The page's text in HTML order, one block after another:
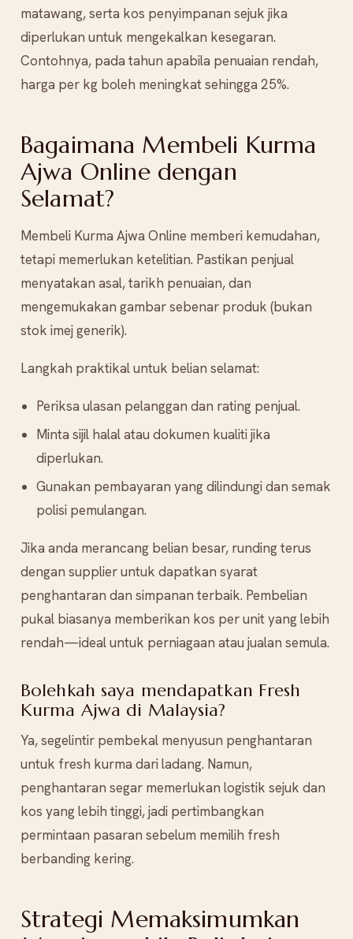
matawang, serta kos penyimpanan sejuk jika
diperlukan untuk mengekalkan kesegaran.
Contohnya, pada tahun apabila penuaian rendah,
harga per kg boleh meningkat sehingga 25%.
Bagaimana Membeli Kurma
Ajwa Online dengan
Selamat?
Membeli Kurma Ajwa Online memberi kemudahan,
tetapi memerlukan ketelitian. Pastikan penjual
menyatakan asal, tarikh penuaian, dan
mengemukakan gambar sebenar produk (bukan
stok imej generik).
Langkah praktikal untuk belian selamat:
Periksa ulasan pelanggan dan rating penjual.
Minta sijil halal atau dokumen kualiti jika
diperlukan.
Gunakan pembayaran yang dilindungi dan semak
polisi pemulangan.
Jika anda merancang belian besar, runding terus
dengan supplier untuk dapatkan syarat
penghantaran dan simpanan terbaik. Pembelian
pukal biasanya memberikan kos per unit yang lebih
rendah—ideal untuk perniagaan atau jualan semula.
Bolehkah saya mendapatkan Fresh
Kurma Ajwa di Malaysia?
Ya, segelintir pembekal menyusun penghantaran
untuk fresh kurma dari ladang. Namun,
penghantaran segar memerlukan logistik sejuk dan
kos yang lebih tinggi, jadi pertimbangkan
permintaan pasaran sebelum memilih fresh
berbanding kering.
Strategi Memaksimumkan